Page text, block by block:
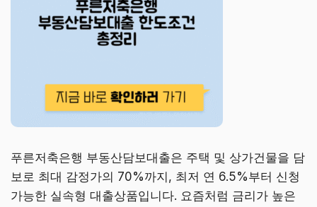
푸른저축은행 부동산담보대출은 주택 및 상가건물을 담
보로 최대 감정가의 70%까지, 최저 연 6.5%부터 신청
가능한 실속형 대출상품입니다. 요즘처럼 금리가 높은